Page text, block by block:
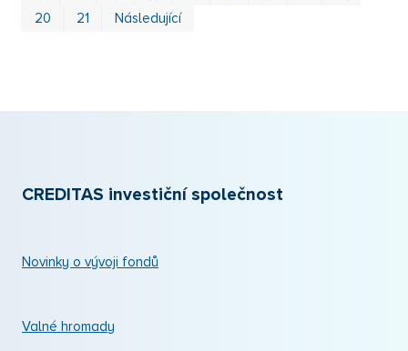
20
21 Následující
CREDITAS investiční společnost
Novinky o vývoji fondů
Valné hromady